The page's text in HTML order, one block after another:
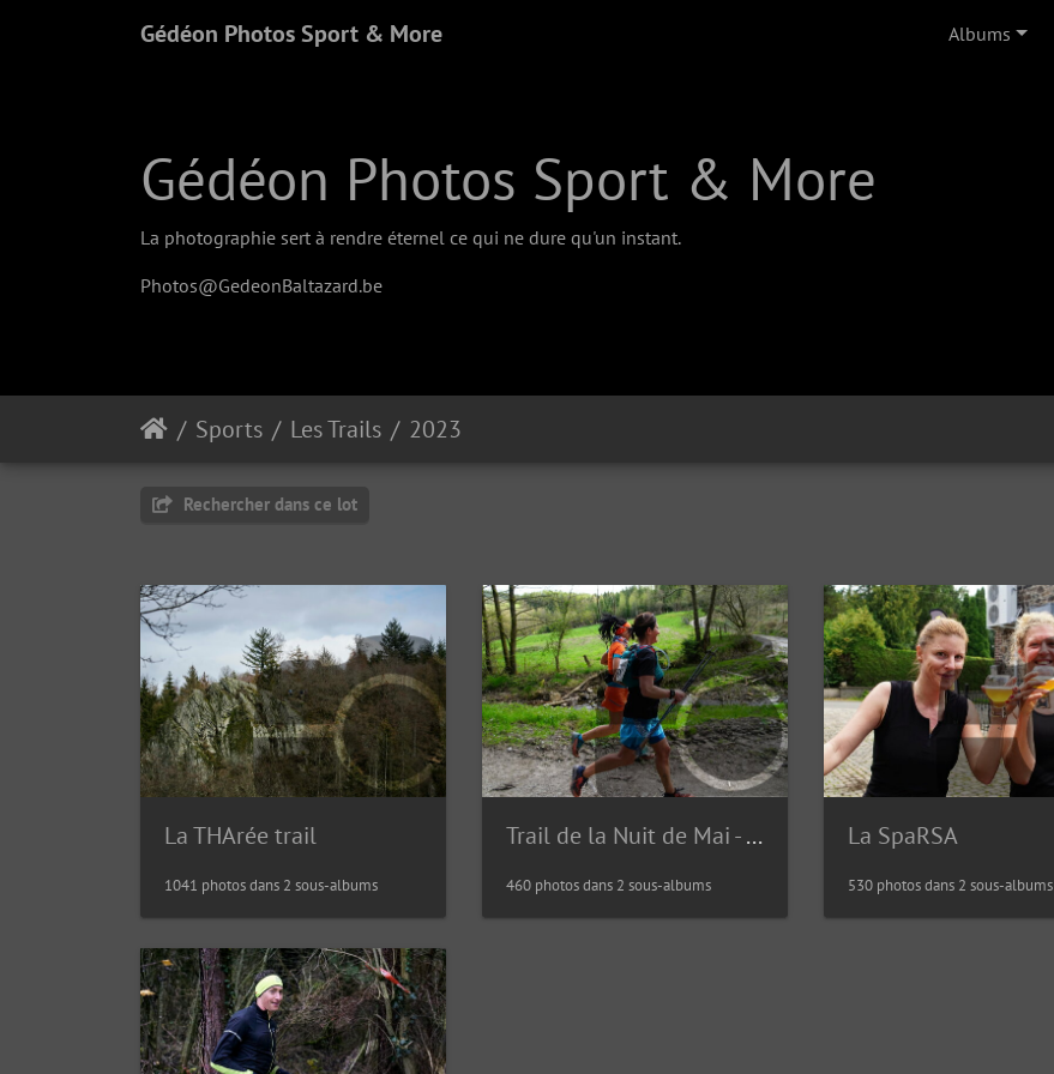
Gédéon Photos Sport & More Albums
Gédéon Photos Sport & More
La photographie sert à rendre éternel ce qui ne dure qu'un instant.
Photos@GedeonBaltazard.be
Sports Les Trails 2023
Rechercher dans ce lot
La THArée trail
1041 photos dans 2 sous-albums
Trail de la Nuit de Mai - édition 2023
460 photos dans 2 sous-albums
La SpaRSA
530 photos dans 2 sous-albums